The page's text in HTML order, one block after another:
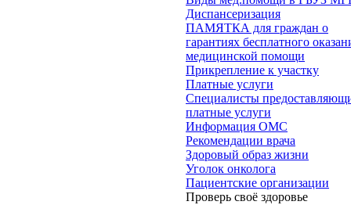
Диспансеризация
ПАМЯТКА для граждан о
гарантиях бесплатного
медицинской помощи
Прикрепление к участку
Платные услуги
Специалисты
платные услуги
Информация ОМС
Рекомендации врача
Здоровый образ жизни
Уголок онколога
Пациентские организации
Проверь своё здоровье